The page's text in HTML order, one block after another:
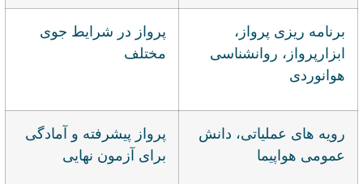
برنامه ریزی پرواز،
ابزارپرواز، روانشناسی
هوانوردی
پرواز در شرایط جوی
مختلف
رویه های عملیاتی، دانش
عمومی هواپیما
پرواز پیشرفته و آمادگی
برای آزمون نهایی